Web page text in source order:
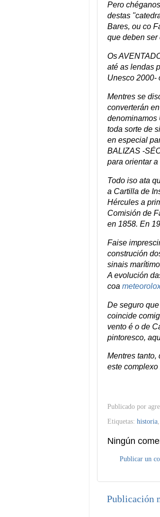
Pero
destas
Bares, ou co
que deben ser
Os
até as lendas
Unesco 2000-
Mentres se
converterán
denominamos
toda sorte de
en especial
BALIZAS -
para orientar
Todo iso ata
a Cartilla de
Hércules a
Comisión de
en 1858. En
Faise
construción
sinais
A evolución
coa
De seguro
coincide
vento é o de
pintoresco,
Mentres tanto,
este
Publicado por
Etiquetas: historia
Ningún
Publicar un
Publicación